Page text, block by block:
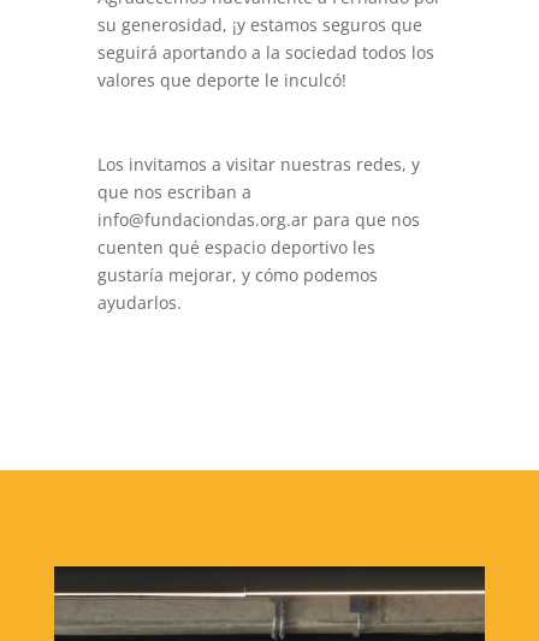
su generosidad, ¡y estamos seguros que
seguirá aportando a la sociedad todos los
valores que deporte le inculcó!
Los invitamos a visitar nuestras redes, y
que nos escriban a
info@fundaciondas.org.ar para que nos
cuenten qué espacio deportivo les
gustaría mejorar, y cómo podemos
ayudarlos.